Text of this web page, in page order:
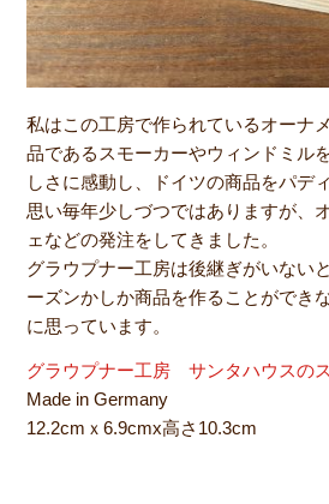
私はこの工房で作られているオーナ
品であるスモーカーやウィンドミル
しさに感動し、ドイツの商品をパデ
思い毎年少しづつではありますが、
ェなどの発注をしてきました。
グラウプナー工房は後継ぎがいない
ーズンかしか商品を作ることができ
に思っています。
グラウプナー工房 サンタハウスの
Made in Germany
12.2cmｘ6.9cmx高さ10.3cm